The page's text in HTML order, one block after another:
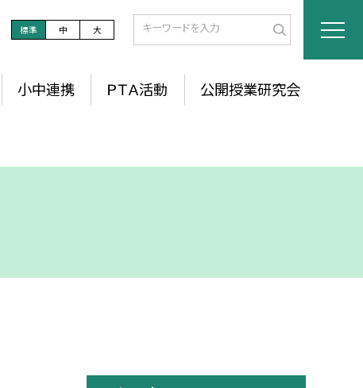
標準 中 大
小中連携 ＰＴＡ活動 公開授業研究会